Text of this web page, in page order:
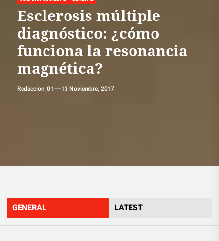
Esclerosis múltiple
diagnóstico: ¿cómo
funciona la resonancia
magnética?
Redaccion_01 13 Noviembre, 2017
GENERAL LATEST